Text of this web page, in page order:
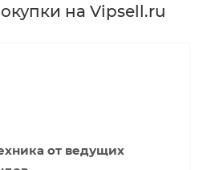
на Vipsell.ru
от ведущих